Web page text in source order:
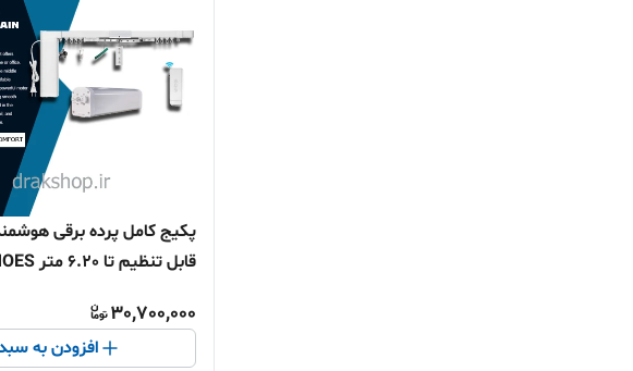
پکیج کامل پرده برقی
30,700,000
افزودن به